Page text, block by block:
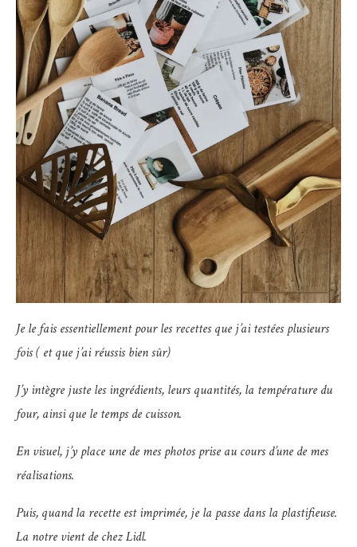
Je le fais essentiellement pour les recettes que j’ai testées plusieurs
fois ( et que j’ai réussis bien sûr)
J’y intègre juste les ingrédients, leurs quantités, la température du
four, ainsi que le temps de cuisson.
En visuel, j’y place une de mes photos prise au cours d’une de mes
réalisations.
Puis, quand la recette est imprimée, je la passe dans la plastifieuse.
La notre vient de chez Lidl.